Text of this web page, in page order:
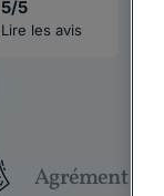
5/5
Lire les avis
Agrément